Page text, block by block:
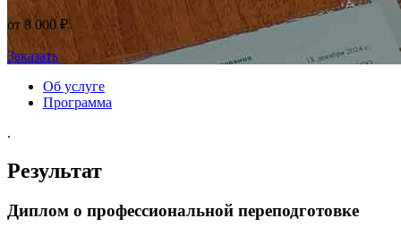
от 8 000 ₽
Заказать
Об услуге
Программа
.
Результат
Диплом о профессиональной переподготовке